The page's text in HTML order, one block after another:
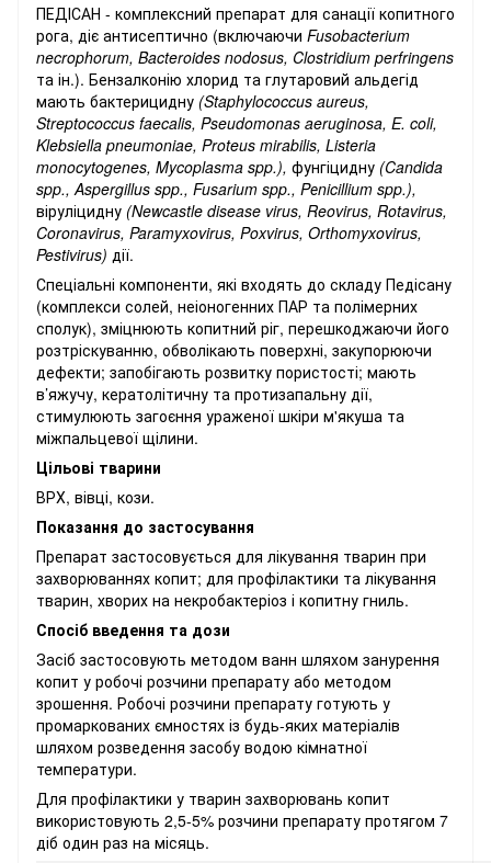
ПЕДІСАН - комплексний препарат для санації копитного
рога, діє антисептично (включаючи Fusobacterium
necrophorum, Bacteroides nodosus, Clostridium perfringens
та ін.). Бензалконію хлорид та глутаровий альдегід
мають бактерицидну (Staphylococcus aureus,
Streptococcus faecalis, Pseudomonas aeruginosa, E. coli,
Klebsiella pneumoniae, Proteus mirabilis, Listeria
monocytogenes, Mycoplasma spp.), фунгіцидну (Candida
spp., Aspergillus spp., Fusarium spp., Pеnicillium spp.),
віруліцидну (Newcastle disease virus, Reovirus, Rotavirus,
Coronavirus, Paramyxovirus, Poxvirus, Orthomyxovirus,
Pestivirus) дії.
Спеціальні компоненти, які входять до складу Педісану
(комплекси солей, неіоногенних ПАР та полімерних
сполук), зміцнюють копитний ріг, перешкоджаючи його
розтріскуванню, обволікають поверхні, закупорюючи
дефекти; запобігають розвитку пористості; мають
в’яжучу, кератолітичну та протизапальну дії,
стимулюють загоєння ураженої шкіри м'якуша та
міжпальцевої щілини.
Цільові тварини
ВРХ, вівці, кози.
Показання до застосування
Препарат застосовується для лікування тварин при
захворюваннях копит; для профілактики та лікування
тварин, хворих на некробактеріоз і копитну гниль.
Спосіб введення та дози
Засіб застосовують методом ванн шляхом занурення
копит у робочі розчини препарату або методом
зрошення. Робочі розчини препарату готують у
промаркованих ємностях із будь-яких матеріалів
шляхом розведення засобу водою кімнатної
температури.
Для профілактики у тварин захворювань копит
використовують 2,5-5% розчини препарату протягом 7
діб один раз на місяць.